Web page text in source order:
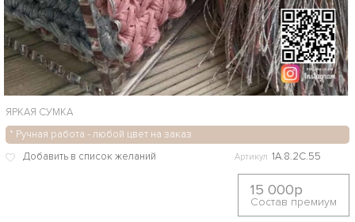
ЯРКАЯ СУМКА
* Ручная работа - любой цвет на заказ
Артикул 1A.8.2С.55
15 000р
Состав премиум